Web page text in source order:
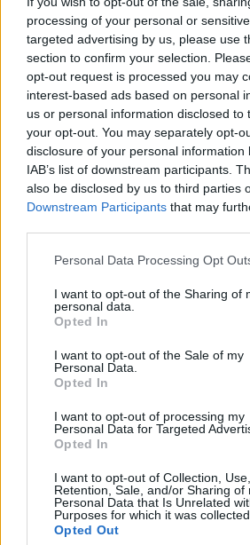
processing of your personal or
targeted advertising by us, please use
section to confirm your selection.
opt-out request is processed you may
interest-based ads based on personal
us or personal information disclosed to
your opt-out. You may separately opt-
disclosure of your personal information
IAB’s list of downstream participants.
also be disclosed by us to third parties
Downstream Participants that may
Personal Data Processing Opt
I want to opt-out of the Sharing of
personal data.
Opted In
I want to opt-out of the Sale of my
Personal Data.
Opted In
I want to opt-out of processing my
Personal Data for Targeted
Opted In
I want to opt-out of Collection, Use,
Retention, Sale, and/or Sharing of
Personal Data that Is Unrelated
Purposes for which it was collected.
Opted Out
29 Junho, 2026 - 11:00
estarem “mais perto das populações”
O presidente da Câmara Municipal de Vila
Esperança, considerou este sábado que...